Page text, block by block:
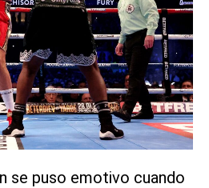
se puso emotivo cuando